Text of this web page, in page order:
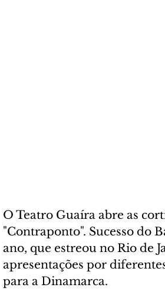
O Teatro Guaíra abre as
"Contraponto". Sucesso do
ano, que estreou no Rio de
apresentações por
para a Dinamarca.